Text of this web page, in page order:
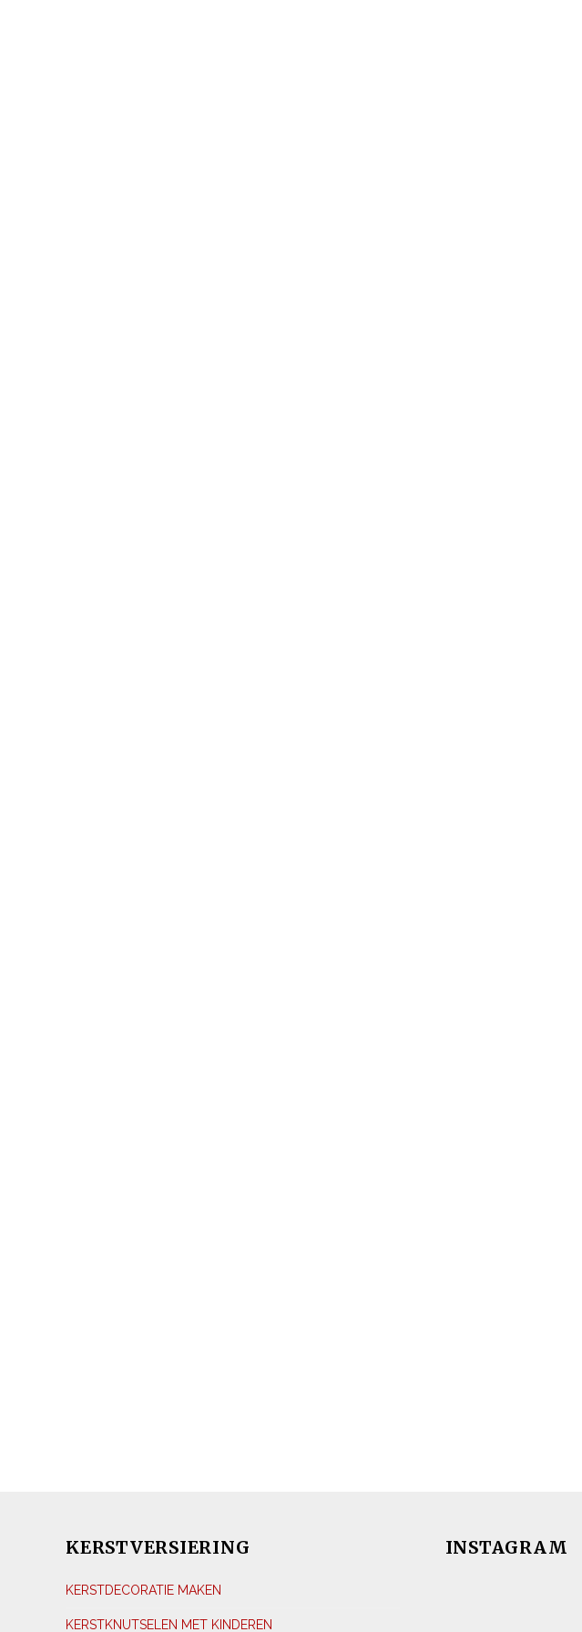
KERSTVERSIERING
KERSTDECORATIE MAKEN
KERSTKNUTSELEN MET KINDEREN
INSTAGRAM